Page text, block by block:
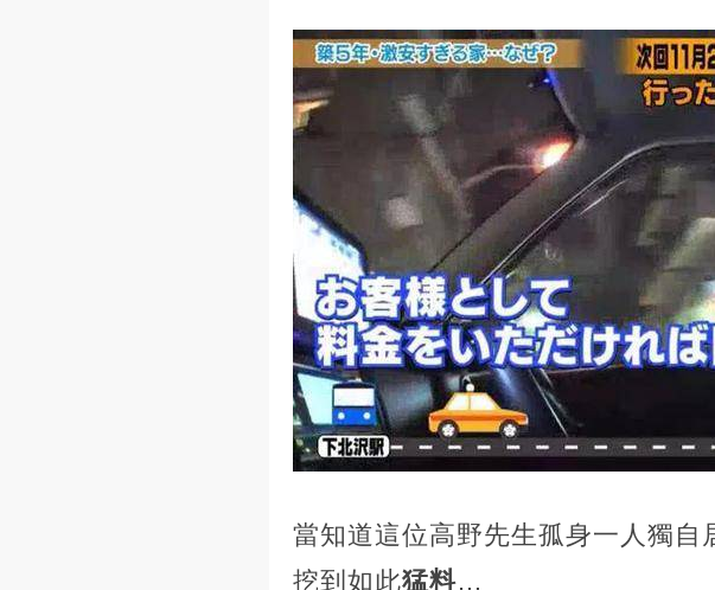
當知道這位高野先生孤身一人獨
挖到如此猛料…